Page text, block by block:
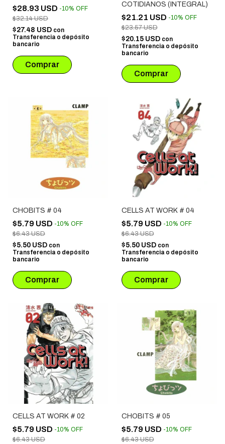
$28.93 USD -10% OFF
$32.14 USD
$27.48 USD con
Transferencia o depósito
bancario
COTIDIANOS (INTEGRAL)
$21.21 USD -10% OFF
$23.57 USD
$20.15 USD con
Transferencia o depósito
bancario
CHOBITS # 04
$5.79 USD -10% OFF
$6.43 USD
$5.50 USD con
Transferencia o depósito
bancario
CELLS AT WORK # 04
$5.79 USD -10% OFF
$6.43 USD
$5.50 USD con
Transferencia o depósito
bancario
CELLS AT WORK # 02
$5.79 USD -10% OFF
$6.43 USD
CHOBITS # 05
$5.79 USD -10% OFF
$6.43 USD